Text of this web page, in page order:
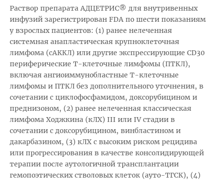
Раствор препарата АДЦЕТРИС® для внутривенных
инфузий зарегистрирован FDA по шести показаниям
у взрослых пациентов: (1) ранее нелеченная
системная анапластическая крупноклеточная
лимфома (сАККЛ) или другие экспрессирующие CD30
периферические Т-клеточные лимфомы (ПТКЛ),
включая ангиоиммунобластные Т-клеточные
лимфомы и ПТКЛ без дополнительного уточнения, в
сочетании с циклофосфамидом, доксорубицином и
преднизоном, (2) ранее нелеченная классическая
лимфома Ходжкина (кЛХ) III или IV стадии в
сочетании с доксорубицином, винбластином и
дакарбазином, (3) кЛХ с высоким риском рецидива
или прогрессирования в качестве консолидирующей
терапии после аутологичной трансплантации
гемопоэтических стволовых клеток (ауто-ТГСК), (4)